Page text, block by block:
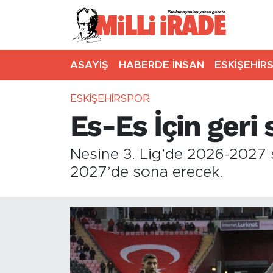
ASAYİŞ HABERDE İNSAN
ESKİŞEHİRSPOR
Es-Es İçin geri
Nesine 3. Lig’de 2026-
2027’de sona erecek.